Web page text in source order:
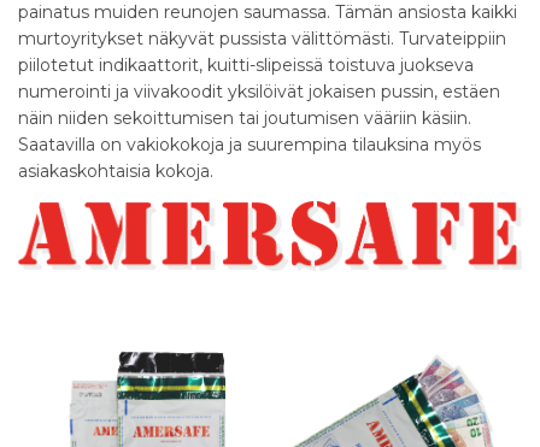
painatus muiden reunojen saumassa. Tämän ansiosta kaikki
murtoyritykset näkyvät pussista välittömästi. Turvateippiin
piilotetut indikaattorit, kuitti-slipeissä toistuva juokseva
numerointi ja viivakoodit yksilöivät jokaisen pussin, estäen
näin niiden sekoittumisen tai joutumisen vääriin käsiin.
Saatavilla on vakiokokoja ja suurempina tilauksina myös
asiakaskohtaisia kokoja.